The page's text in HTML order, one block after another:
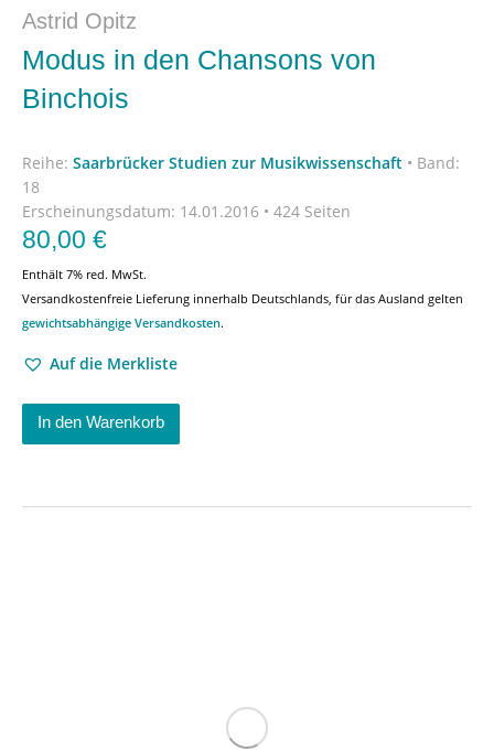
Astrid Opitz
Modus in den Chansons von
Binchois
Reihe: Saarbrücker Studien zur Musikwissenschaft • Band:
18
Erscheinungsdatum: 14.01.2016 • 424 Seiten
80,00 €
Enthält 7% red. MwSt.
Versandkostenfreie Lieferung innerhalb Deutschlands, für das Ausland gelten
gewichtsabhängige Versandkosten.
Auf die Merkliste
In den Warenkorb